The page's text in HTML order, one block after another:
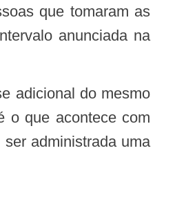
que tomaram as
anunciada na
o que acontece com
administrada uma